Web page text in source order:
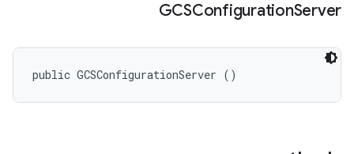
GCSConfigurationServer
public GCSConfigurationServer ()